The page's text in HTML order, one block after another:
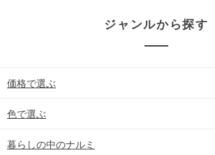
ジャンルから探す
価格で選ぶ
色で選ぶ
暮らしの中のナルミ